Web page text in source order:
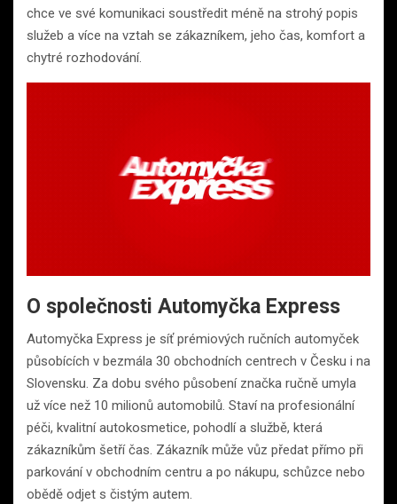
chce ve své komunikaci soustředit méně na strohý popis
služeb a více na vztah se zákazníkem, jeho čas, komfort a
chytré rozhodování.
O společnosti Automyčka Express
Automyčka Express je síť prémiových ručních automyček
působících v bezmála 30 obchodních centrech v Česku i na
Slovensku. Za dobu svého působení značka ručně umyla
už více než 10 milionů automobilů. Staví na profesionální
péči, kvalitní autokosmetice, pohodlí a službě, která
zákazníkům šetří čas. Zákazník může vůz předat přímo při
parkování v obchodním centru a po nákupu, schůzce nebo
obědě odjet s čistým autem.